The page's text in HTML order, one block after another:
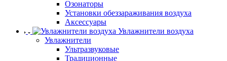
Озонаторы
Установки обеззараживания воздуха
Аксессуары
Увлажнители воздуха
Увлажнители
Ультразвуковые
Традиционные